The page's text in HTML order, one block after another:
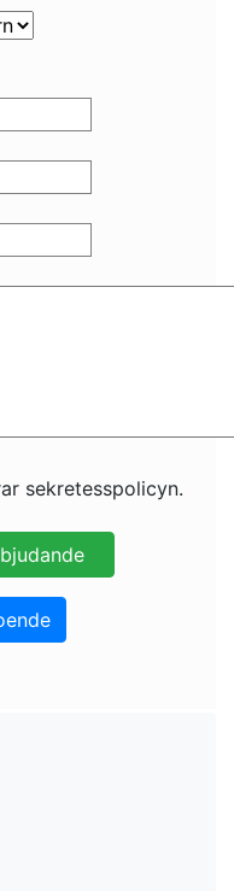
sekretesspolicyn.